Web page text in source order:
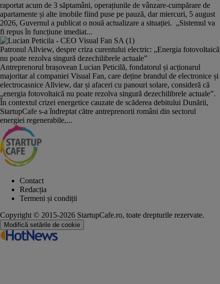
raportat acum de 3 săptamâni, operațiunile de vânzare-cumpărare de
apartamente și alte imobile fiind puse pe pauză, dar miercuri, 5 august
2026, Guvernul a publicat o nouă actualizare a situației. „Sistemul va
fi repus în funcțiune imediat...
Patronul Allview, despre criza curentului electric: „Energia fotovoltaică
nu poate rezolva singură dezechilibrele actuale”
Antreprenorul brașovean Lucian Peticilă, fondatorul și acționarul
majoritar al companiei Visual Fan, care deține brandul de electronice și
electrocasnice Allview, dar și afaceri cu panouri solare, consideră că
„energia fotovoltaică nu poate rezolva singură dezechilibrele actuale”.
În contextul crizei energetice cauzate de scăderea debitului Dunării,
StartupCafe s-a îndreptat către antreprenorii români din sectorul
energiei regenerabile,...
Contact
Redacția
Termeni și condiții
Copyright © 2015-2026 StartupCafe.ro, toate drepturile rezervate.
Modifică setările de cookie